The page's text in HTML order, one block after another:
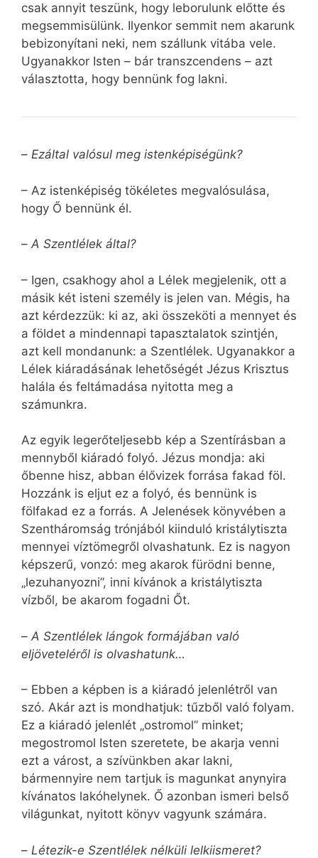
csak annyit teszünk, hogy leborulunk előtte és
megsemmisülünk. Ilyenkor semmit nem akarunk
bebizonyítani neki, nem szállunk vitába vele.
Ugyanakkor Isten – bár transzcendens – azt
választotta, hogy bennünk fog lakni.
– Ezáltal valósul meg istenképiségünk?
– Az istenképiség tökéletes megvalósulása,
hogy Ő bennünk él.
– A Szentlélek által?
– Igen, csakhogy ahol a Lélek megjelenik, ott a
másik két isteni személy is jelen van. Mégis, ha
azt kérdezzük: ki az, aki összeköti a mennyet és
a földet a mindennapi tapasztalatok szintjén,
azt kell mondanunk: a Szentlélek. Ugyanakkor a
Lélek kiáradásának lehetőségét Jézus Krisztus
halála és feltámadása nyitotta meg a
számunkra.
Az egyik legerőteljesebb kép a Szentírásban a
mennyből kiáradó folyó. Jézus mondja: aki
őbenne hisz, abban élővizek forrása fakad föl.
Hozzánk is eljut ez a folyó, és bennünk is
fölfakad ez a forrás. A Jelenések könyvében a
Szentháromság trónjából kiinduló kristálytiszta
mennyei víztömegről olvashatunk. Ez is nagyon
képszerű, vonzó: meg akarok fürödni benne,
„lezuhanyozni”, inni kívánok a kristálytiszta
vízből, be akarom fogadni Őt.
– A Szentlélek lángok formájában való
eljöveteléről is olvashatunk…
– Ebben a képben is a kiáradó jelenlétről van
szó. Akár azt is mondhatjuk: tűzből való folyam.
Ez a kiáradó jelenlét „ostromol” minket;
megostromol Isten szeretete, be akarja venni
ezt a várost, a szívünkben akar lakni,
bármennyire nem tartjuk is magunkat anynyira
kívánatos lakóhelynek. Ő azonban ismeri belső
világunkat, nyitott könyv vagyunk számára.
– Létezik-e Szentlélek nélküli lelkiismeret?